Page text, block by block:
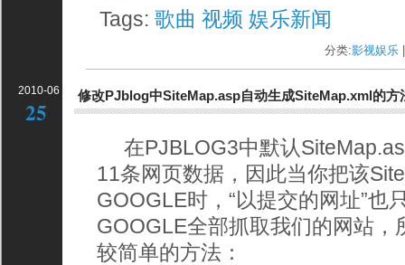
Tags:歌曲 视频 娱乐新闻
分类:影视娱乐
2010-06
25
修改PJblog中SiteMap.asp自动生成SiteMap.xml的方
在PJBLOG3中默认
11条网页数据，因此当你把该
GOOGLE时，“以提交的网址”也
GOOGLE全部抓取我们的网站
较简单的方法：